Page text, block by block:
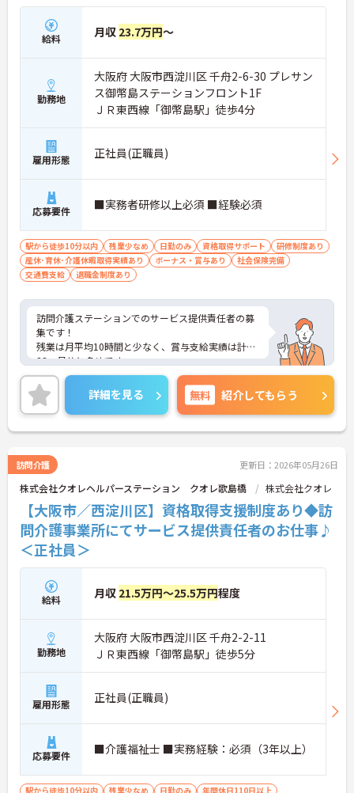
給料 月収 23.7万円～
勤務地
大阪府 大阪市西淀川区 千舟2-6-30 プレサン
ス御幣島ステーションフロント1F
ＪＲ東西線「御幣島駅」徒歩4分
雇用形態 正社員(正職員)
応募要件 ■実務者研修以上必須 ■経験必須
駅から徒歩10分以内 残業少なめ 日勤のみ 資格取得サポート
研修制度あり
産休･育休･介護休暇取得実績あり
ボーナス・賞与あり
社会保険完備
交通費支給
退職金制度あり
訪問介護ステーションでのサービス提供責任者の募
集です！
残業は月平均10時間と少なく、賞与支給実績は計4.
23ヶ月分と多めです。
勤続年数手当や資格手当などの各種手当が充実して
おり、長く働きやすい環境です☆
ご興味のある方には、面接対策ポイントなど、さら
に詳細をお話しいたしますのでお気軽にご相談くだ
さい！
詳細を見る 無料 紹介してもらう
訪問介護 更新日：2026年05月26日
株式会社クオレヘルパーステーション クオレ歌島橋 株式会社クオレ
【大阪市／西淀川区】資格取得支援制度あり◆訪
問介護事業所にてサービス提供責任者のお仕事♪
＜正社員＞
給料 月収 21.5万円～25.5万円程度
勤務地
大阪府 大阪市西淀川区 千舟2-2-11
ＪＲ東西線「御幣島駅」徒歩5分
雇用形態 正社員(正職員)
応募要件 ■介護福祉士 ■実務経験：必須（3年以上）
駅から徒歩10分以内 残業少なめ 日勤のみ
年間休日110日以上